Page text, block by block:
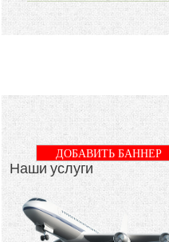
Наши услуги
ДОБАВИТЬ БАННЕР